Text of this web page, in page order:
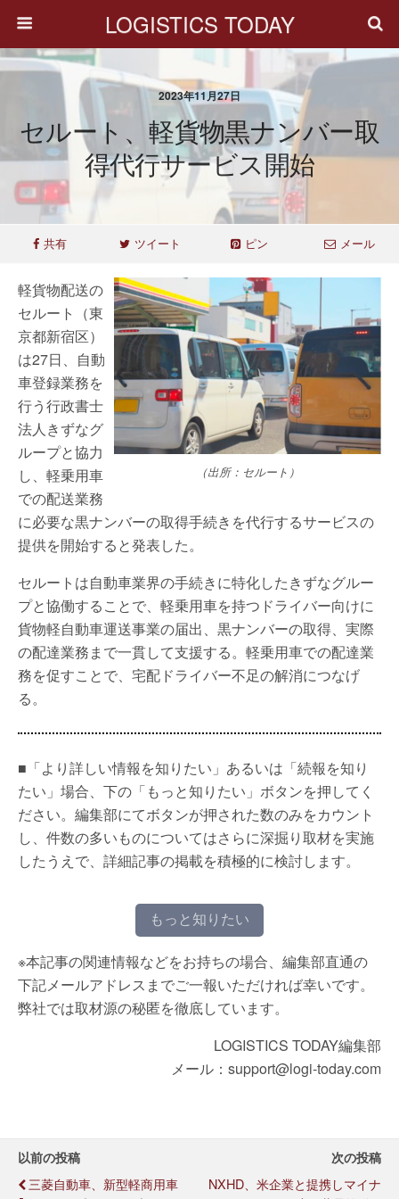
LOGISTICS TODAY
2023年11月27日
セルート、軽貨物黒ナンバー取
得代行サービス開始
共有 ツイート ピン メール
（出所：セルート）
軽貨物配送の
セルート（東
京都新宿区）
は27日、自動
車登録業務を
行う行政書士
法人きずなグ
ループと協力
し、軽乗用車
での配送業務
に必要な黒ナンバーの取得手続きを代行するサービスの
提供を開始すると発表した。
セルートは自動車業界の手続きに特化したきずなグルー
プと協働することで、軽乗用車を持つドライバー向けに
貨物軽自動車運送事業の届出、黒ナンバーの取得、実際
の配達業務まで一貫して支援する。軽乗用車での配達業
務を促すことで、宅配ドライバー不足の解消につなげ
る。
■「より詳しい情報を知りたい」あるいは「続報を知り
たい」場合、下の「もっと知りたい」ボタンを押してく
ださい。編集部にてボタンが押された数のみをカウント
し、件数の多いものについてはさらに深掘り取材を実施
したうえで、詳細記事の掲載を積極的に検討します。
もっと知りたい
※本記事の関連情報などをお持ちの場合、編集部直通の
下記メールアドレスまでご一報いただければ幸いです。
弊社では取材源の秘匿を徹底しています。
LOGISTICS TODAY編集部
メール：support@logi-today.com
以前の投稿
三菱自動車、新型軽商用車
次の投稿
NXHD、米企業と提携しマイナ